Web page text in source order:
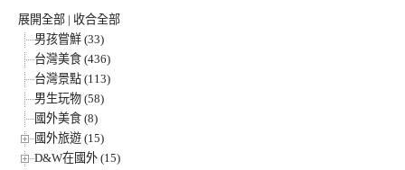
展開全部 | 收合全部
男孩嘗鮮 (33)
台灣美食 (436)
台灣景點 (113)
男生玩物 (58)
國外美食 (8)
國外旅遊 (15)
D&W在國外 (15)